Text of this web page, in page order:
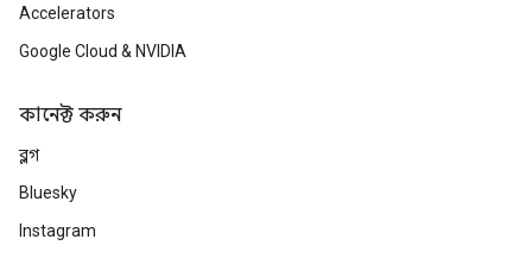
Accelerators
Google Cloud & NVIDIA
কানেক্ট করুন
ব্লগ
Bluesky
Instagram